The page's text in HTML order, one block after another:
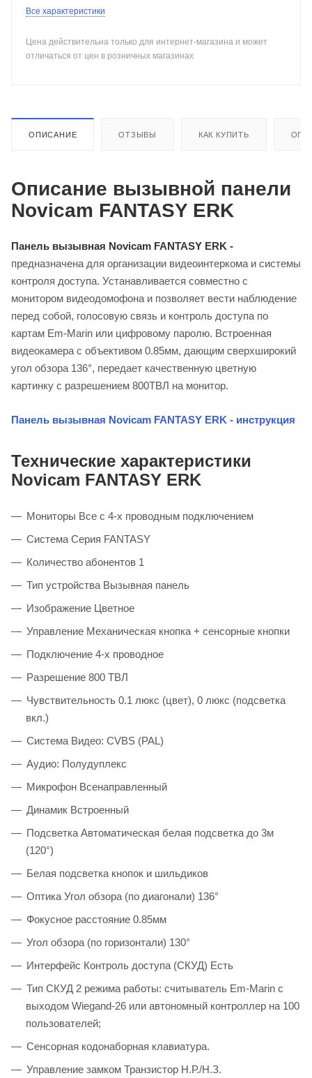
Все характеристики
Цена действительна только для интернет-магазина и может
отличаться от цен в розничных магазинах
ОПИСАНИЕ ОТЗЫВЫ КАК КУПИТЬ
Описание вызывной панели
Novicam FANTASY ERK
Панель вызывная Novicam FANTASY ERK -
предназначена для организации видеоинтеркома и системы
контроля доступа. Устанавливается совместно с
монитором видеодомофона и позволяет вести наблюдение
перед собой, голосовую связь и контроль доступа по
картам Em-Marin или цифровому паролю. Встроенная
видеокамера с объективом 0.85мм, дающим сверхширокий
угол обзора 136°, передает качественную цветную
картинку c разрешением 800ТВЛ на монитор.
Панель вызывная Novicam FANTASY ERK - инструкция
Технические характеристики
Novicam FANTASY ERK
Мониторы Все с 4-х проводным подключением
Система Серия FANTASY
Количество абонентов 1
Тип устройства Вызывная панель
Изображение Цветное
Управление Механическая кнопка + сенсорные кнопки
Подключение 4-х проводное
Разрешение 800 ТВЛ
Чувствительность 0.1 люкс (цвет), 0 люкс (подсветка
вкл.)
Система Видео: CVBS (PAL)
Аудио: Полудуплекс
Микрофон Всенаправленный
Динамик Встроенный
Подсветка Автоматическая белая подсветка до 3м
(120°)
Белая подсветка кнопок и шильдиков
Оптика Угол обзора (по диагонали) 136°
Фокусное расстояние 0.85мм
Угол обзора (по горизонтали) 130°
Интерфейс Контроль доступа (СКУД) Есть
Тип СКУД 2 режима работы: считыватель Em-Marin c
выходом Wiegand-26 или автономный контроллер на 100
пользователей;
Сенсорная кодонаборная клавиатура.
Управление замком Транзистор Н.Р./Н.З.